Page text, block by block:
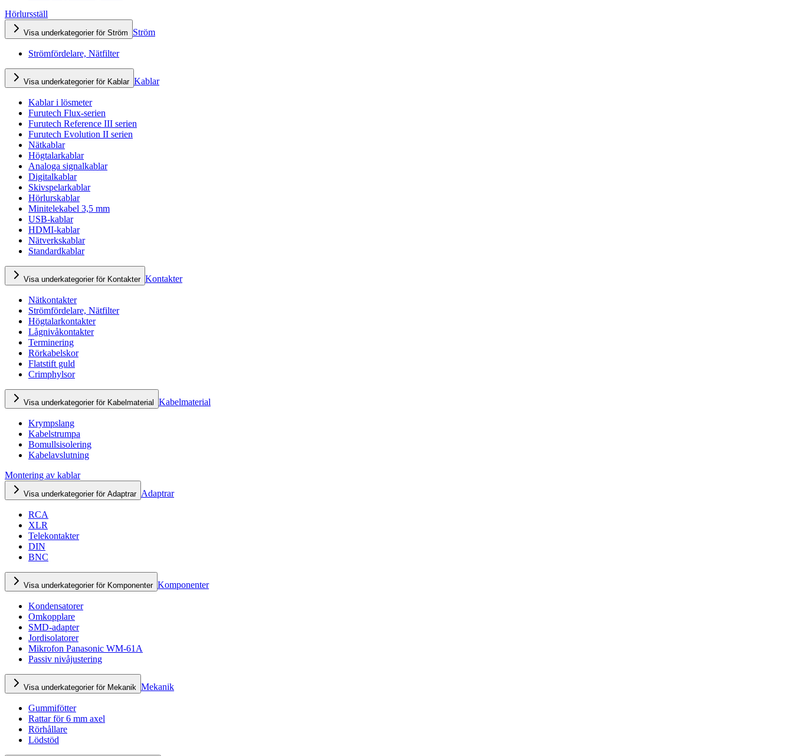
Hörlursställ
Visa underkategorier för Ström Ström
Strömfördelare, Nätfilter
Visa underkategorier för Kablar Kablar
Kablar i lösmeter
Furutech Flux-serien
Furutech Reference III serien
Furutech Evolution II serien
Nätkablar
Högtalarkablar
Analoga signalkablar
Digitalkablar
Skivspelarkablar
Hörlurskablar
Minitelekabel 3,5 mm
USB-kablar
HDMI-kablar
Nätverkskablar
Standardkablar
Visa underkategorier för Kontakter Kontakter
Nätkontakter
Strömfördelare, Nätfilter
Högtalarkontakter
Lågnivåkontakter
Terminering
Rörkabelskor
Flatstift guld
Crimphylsor
Visa underkategorier för Kabelmaterial Kabelmaterial
Krympslang
Kabelstrumpa
Bomullsisolering
Kabelavslutning
Montering av kablar
Visa underkategorier för Adaptrar Adaptrar
RCA
XLR
Telekontakter
DIN
BNC
Visa underkategorier för Komponenter Komponenter
Kondensatorer
Omkopplare
SMD-adapter
Jordisolatorer
Mikrofon Panasonic WM-61A
Passiv nivåjustering
Visa underkategorier för Mekanik Mekanik
Gummifötter
Rattar för 6 mm axel
Rörhållare
Lödstöd